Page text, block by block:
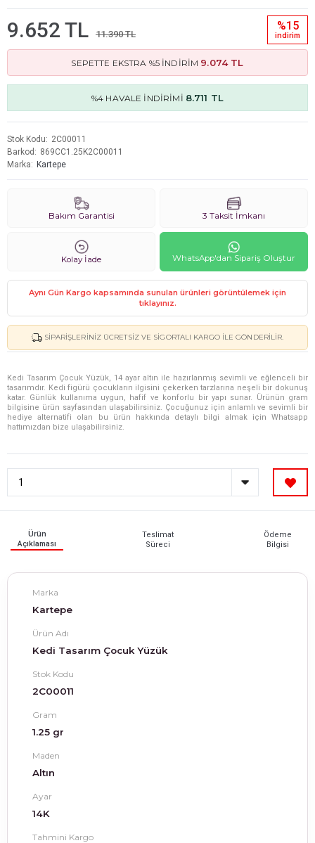
9.652 TL 11.390 TL
%15
i̇ndi̇ri̇m
SEPETTE EKSTRA %5 İNDİRİM 9.074 TL
%4 HAVALE İNDİRİMİ 8.711 TL
Stok Kodu
2C00011
Barkod
869CC1.25K2C00011
Marka
Kartepe
Bakım Garantisi 3 Taksit İmkanı
Kolay İade WhatsApp'dan Sipariş Oluştur
Aynı Gün Kargo kapsamında sunulan ürünleri görüntülemek için
tıklayınız.
SIPARIŞLERINIZ ÜCRETSIZ VE SIGORTALI KARGO ILE GÖNDERILIR.
Kedi Tasarım Çocuk Yüzük, 14 ayar altın ile hazırlanmış sevimli ve eğlenceli bir
tasarımdır. Kedi figürü çocukların ilgisini çekerken tarzlarına neşeli bir dokunuş
katar. Günlük kullanıma uygun, hafif ve konforlu bir yapı sunar. Ürünün gram
bilgisine ürün sayfasından ulaşabilirsiniz. Çocuğunuz için anlamlı ve sevimli bir
hediye alternatifi olan bu ürün hakkında detaylı bilgi almak için Whatsapp
hattımızdan bize ulaşabilirsiniz.
Ürün
Açıklaması
Teslimat
Süreci
Ödeme
Bilgisi
Marka
Kartepe
Ürün Adı
Kedi Tasarım Çocuk Yüzük
Stok Kodu
2C00011
Gram
1.25 gr
Maden
Altın
Ayar
14K
Tahmini Kargo